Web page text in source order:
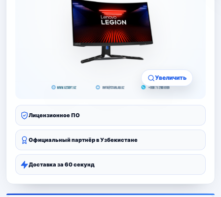
Увеличить
Лицензионное ПО
Официальный партнёр в Узбекистане
Доставка за 60 секунд